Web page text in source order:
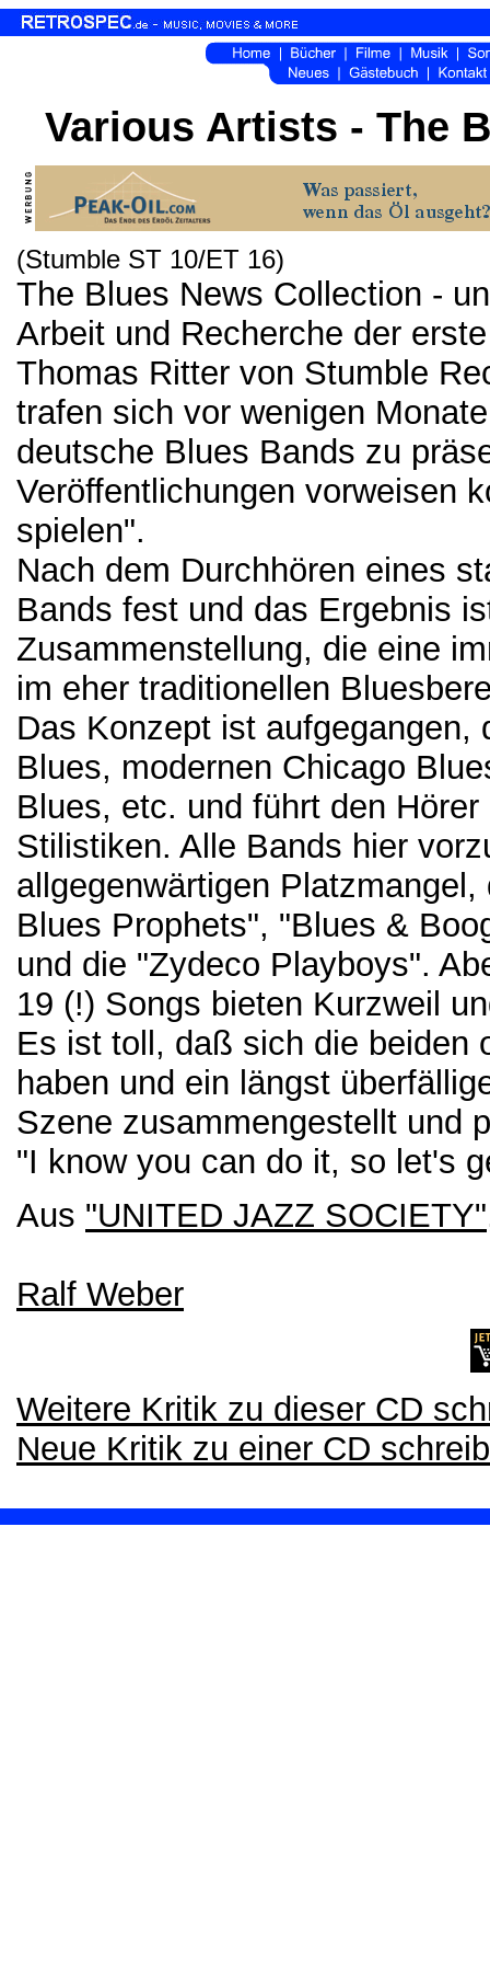
Various Artists - The
(Stumble ST 10/ET 16)
The Blues News Collection -
Arbeit und Recherche der
Thomas Ritter von Stumble
trafen sich vor wenigen
deutsche Blues Bands zu
Veröffentlichungen vorweisen
spielen".
Nach dem Durchhören eines
Bands fest und das Ergebnis
Zusammenstellung, die eine
im eher traditionellen
Das Konzept ist
Blues, modernen Chicago
Blues, etc. und führt den
Stilistiken. Alle Bands hier
allgegenwärtigen
Blues Prophets", "Blues &
und die "Zydeco Playboys".
19 (!) Songs bieten Kurzweil
Es ist toll, daß sich die beiden
haben und ein längst
Szene zusammengestellt und
"I know you can do it, so let's
Aus "UNITED JAZZ SOCIETY"
Ralf Weber
Weitere Kritik zu dieser CD
Neue Kritik zu einer CD